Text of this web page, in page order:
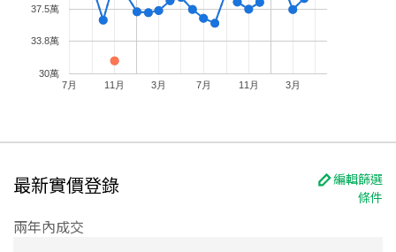
7月 11月 3月 7月 11月 3月
30萬
33.8萬
37.5萬
最新實價登錄
編輯篩選
條件
兩年內成交